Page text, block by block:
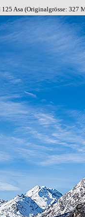
Asa (Originalgrösse: 327